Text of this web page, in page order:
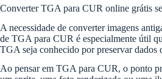
Converter TGA para CUR online grátis
A necessidade de converter imagens
de TGA para CUR é especialmente útil
TGA seja conhecido por preservar dados
Ao pensar em TGA para CUR, o ponto